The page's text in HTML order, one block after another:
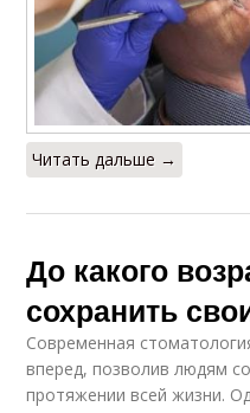
Читать дальше →
До какого
сохранить
Современная
вперед, позволив людям
протяжении всей жизни.